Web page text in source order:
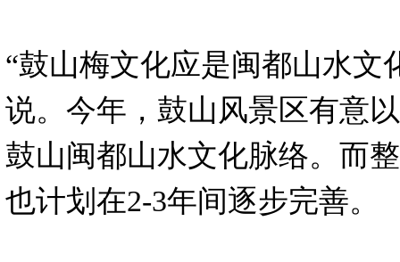
“鼓山梅文化应是闽都山水文
说。今年，鼓山风景区有意
鼓山闽都山水文化脉络。而
也计划在2-3年间逐步完善。